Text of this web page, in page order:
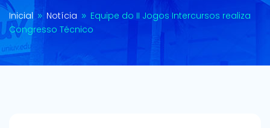
Inicial 9 Notícia 9 Equipe do II Jogos Intercursos realiza
Congresso Técnico